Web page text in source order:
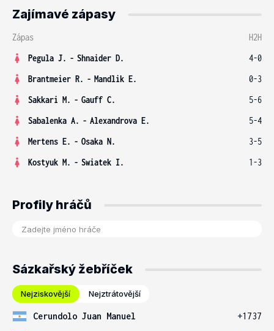
Zajímavé zápasy
Zápas
H2H
Pegula J. - Shnaider D.
4-0
Brantmeier R. - Mandlik E.
0-3
Sakkari M. - Gauff C.
5-6
Sabalenka A. - Alexandrova E.
5-4
Mertens E. - Osaka N.
3-5
Kostyuk M. - Swiatek I. 1-3
Profily hráčů
Sázkařský žebříček
Nejziskovější Nejztrátovější
Cerundolo Juan Manuel
+1737